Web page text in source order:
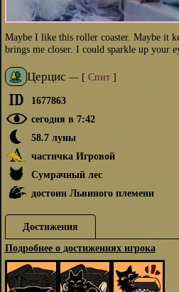
Maybe I like this roller coaster. Maybe it
brings me closer. I could sparkle up your
Церцис — [ Спит]
1677863
сегодня в 7:42
58.7 луны
частичка Игровой
Сумрачный лес
достоин Львиного племени
Достижения
Подробнее о достижениях игрока